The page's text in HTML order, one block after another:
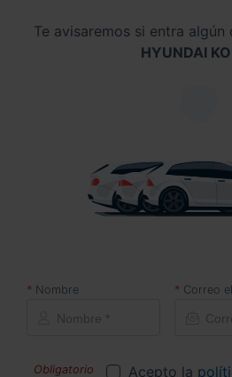
Te avisaremos si entra
HYUNDAI
Nombre Correo
Acepto la